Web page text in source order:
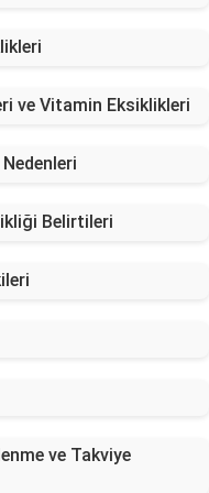
ve Vitamin Eksiklikleri
Belirtileri
ve Takviye